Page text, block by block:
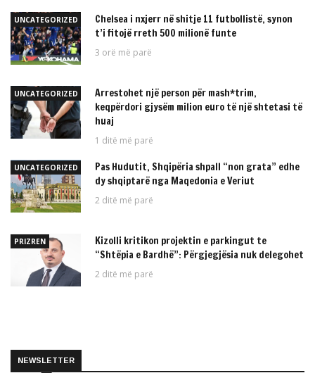
UNCATEGORIZED
Chelsea i nxjerr në shitje 11 futbollistë, synon
t’i fitojë rreth 500 milionë funte
3 orë më parë
UNCATEGORIZED
Arrestohet një person për mash*trim,
keqpërdori gjysëm milion euro të një shtetasi të
huaj
1 ditë më parë
UNCATEGORIZED
Pas Hudutit, Shqipëria shpall “non grata” edhe
dy shqiptarë nga Maqedonia e Veriut
2 ditë më parë
PRIZREN
Kizolli kritikon projektin e parkingut te
“Shtëpia e Bardhë”: Përgjegjësia nuk delegohet
2 ditë më parë
NEWSLETTER